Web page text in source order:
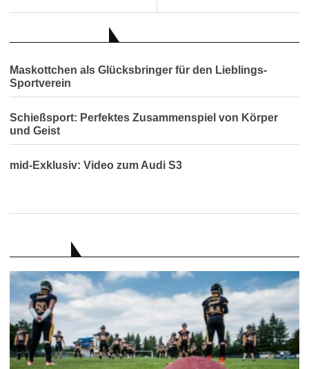
Maskottchen als Glücksbringer für den Lieblings-
Sportverein
Schießsport: Perfektes Zusammenspiel von Körper
und Geist
mid-Exklusiv: Video zum Audi S3